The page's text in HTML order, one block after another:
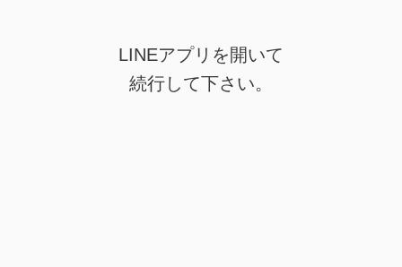
LINEアプリを開いて
続行して下さい。